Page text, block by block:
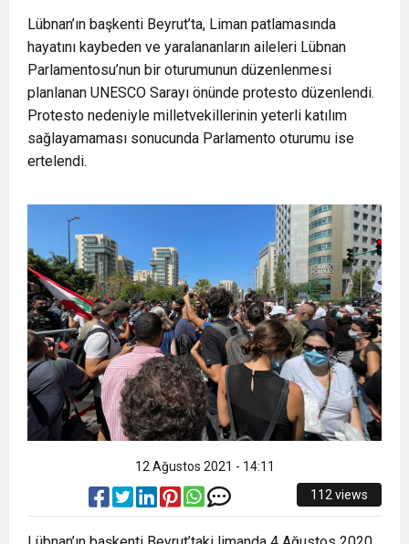
protesto
16:15 Bakan Bilgin’den asgari ücret ve EYT mesajı!
Sözleşmeli personele kadro düzenlemesinde
kapsam genişledi
13:00 Tarım Kredi’nin ardından zincir marketler
harekete geçti! İşte ürünlere yapılan indirim
12:57 Şiddetli fırtına Avrupa’yı felç etti, 13 kişi öldü
kaybetti
Instagram’da erkeklere tuzak!
Lübnan’ın başkenti Beyrut’ta, Liman patlamasında
hayatını kaybeden ve yaralananların aileleri Lübnan
Parlamentosu’nun bir oturumunun düzenlenmesi
planlanan UNESCO Sarayı önünde protesto düzenlendi.
Protesto nedeniyle milletvekillerinin yeterli katılım
sağlayamaması sonucunda Parlamento oturumu ise
ertelendi.
12 Ağustos 2021 - 14:11
112 views